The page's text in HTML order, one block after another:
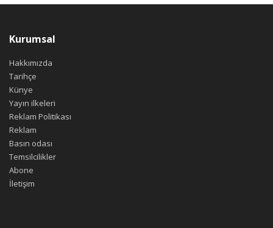
Kurumsal
Hakkımızda
Tarihçe
Künye
Yayın ilkeleri
Reklam Politikası
Reklam
Basın odası
Temsilcilikler
Abone
İletişim